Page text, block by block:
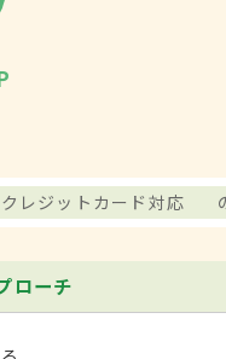
クレジットカード対応
ローチ